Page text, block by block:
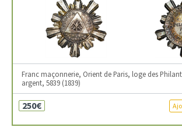
Franc maçonnerie, Orient de Paris, loge des
argent, 5839 (1839)
250€